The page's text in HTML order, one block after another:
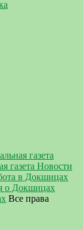
газета
газета Новости
в Докшицах
о Докшицах
Все права